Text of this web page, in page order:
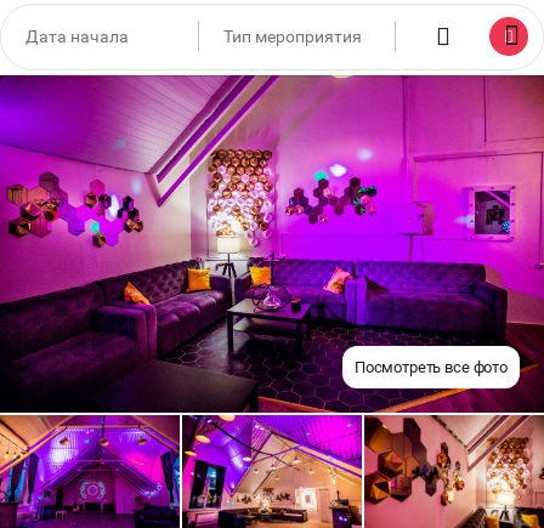
Посмотреть все фото